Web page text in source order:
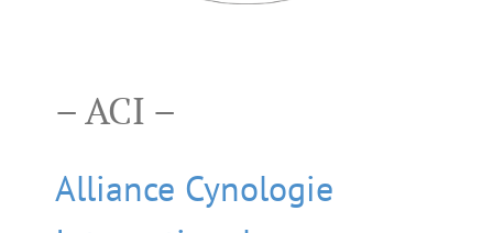
– ACI –
Alliance Cynologie